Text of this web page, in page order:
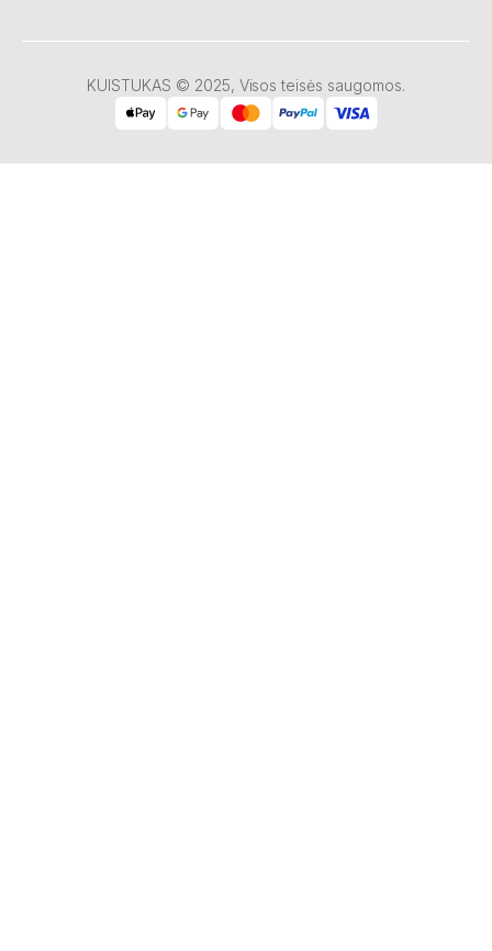
KUISTUKAS © 2025, Visos teisės saugomos.